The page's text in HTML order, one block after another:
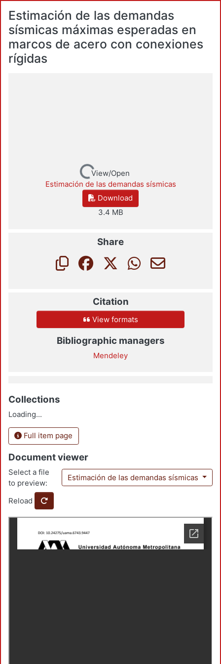
Estimación de las demandas
sísmicas máximas esperadas en
marcos de acero con conexiones
rígidas
Loading...View/Open
Estimación de las demandas sísmicas
Download
3.4 MB
Share
Citation
View formats
Bibliographic managers
Mendeley
Collections
Loading...
Full item page
Document viewer
Select a file
to preview:
Estimación de las demandas sísmicas
Reload